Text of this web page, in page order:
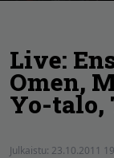
Live:
Omen,
Yo-talo,
Julkaistu: 23.10.2011